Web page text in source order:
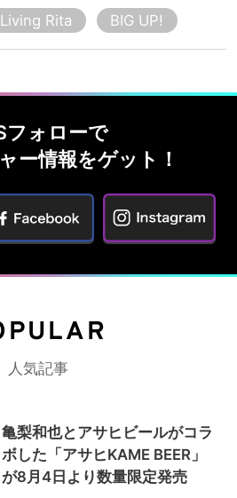
Living Rita BIG UP!
フォローで
ー情報をゲット！
人気記事
亀梨和也とアサヒビールがコラ
ボした「アサヒKAME BEER」
が8月4日より数量限定発売